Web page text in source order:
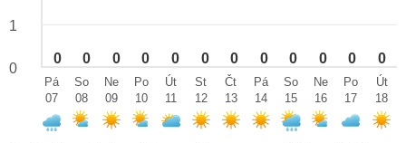
0 0 0 0 0 0 0 0 0 0 0 0
1
0
Pá
07
So
08
Ne
09
Po
10
Út
11
St
12
Čt
13
Pá
14
So
15
Ne
16
Po
17
Út
18